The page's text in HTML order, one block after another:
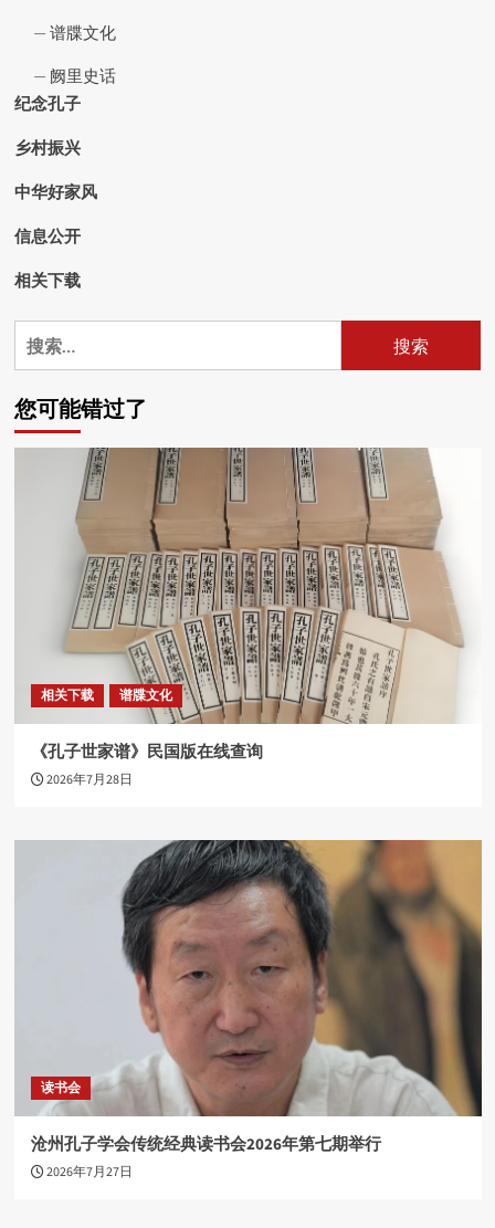
谱牒文化
阙里史话
纪念孔子
乡村振兴
中华好家风
信息公开
相关下载
搜
索：
您可能错过了
相关下载 谱牒文化
《孔子世家谱》民国版在线查询
2026年7月28日
读书会
沧州孔子学会传统经典读书会2026年第七期举行
2026年7月27日